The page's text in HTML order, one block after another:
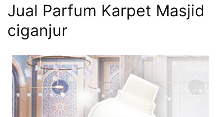
Jual Parfum Karpet Masjid
ciganjur